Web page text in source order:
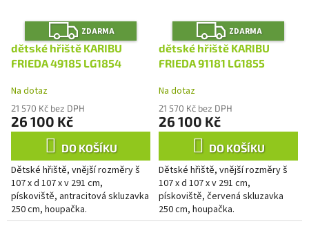
Z
D
A
R
M
ZDARMA
dětské hřiště KARIBU
FRIEDA 49185 LG1854
Na dotaz
21 570 Kč bez DPH
26 100 Kč
DO KOŠÍKU
Dětské hřiště, vnější rozměry š
107 x d 107 x v 291 cm,
pískoviště, antracitová skluzavka
250 cm, houpačka.
Z
D
A
R
M
ZDARMA
dětské hřiště KARIBU
FRIEDA 91181 LG1855
Na dotaz
21 570 Kč bez DPH
26 100 Kč
DO KOŠÍKU
Dětské hřiště, vnější rozměry š
107 x d 107 x v 291 cm,
pískoviště, červená skluzavka
250 cm, houpačka.